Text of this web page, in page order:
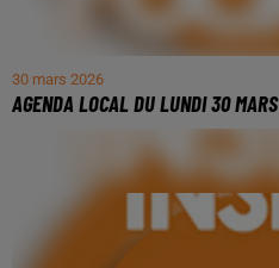
30 mars 2026
AGENDA LOCAL DU LUNDI 30 MARS